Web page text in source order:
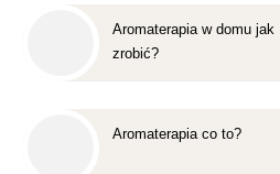
Aromaterapia w domu jak
zrobić?
Aromaterapia co to?